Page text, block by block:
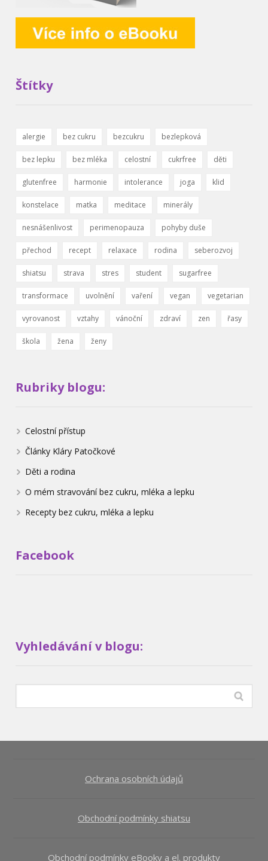
Štítky
alergie bez cukru bezcukru bezlepková
bez lepku bez mléka celostní cukrfree děti
glutenfree harmonie intolerance joga klid
konstelace matka meditace minerály
nesnášenlivost perimenopauza pohyby duše
přechod recept relaxace rodina seberozvoj
shiatsu strava stres student sugarfree
transformace uvolnění vaření vegan vegetarian
vyrovanost vztahy vánoční zdraví zen řasy
škola žena ženy
Rubriky blogu:
Celostní přístup
Články Kláry Patočkové
Děti a rodina
O mém stravování bez cukru, mléka a lepku
Recepty bez cukru, mléka a lepku
Facebook
Vyhledávání v blogu:
Ochrana osobních údajů
Obchodní podmínky shiatsu
Obchodní podmínky eBooky a el. produkty